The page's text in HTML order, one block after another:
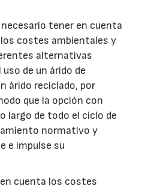
tener en cuenta
costes ambientales y
alternativas
de un árido de
árido reciclado, por
que la opción con
largo de todo el ciclo de
normativo y
e impulse su
cuenta los costes